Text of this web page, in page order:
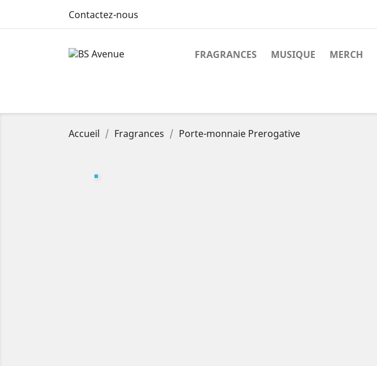
Contactez-nous
FRAGRANCES MUSIQUE MERCH
Accueil Fragrances Porte-monnaie Prerogative